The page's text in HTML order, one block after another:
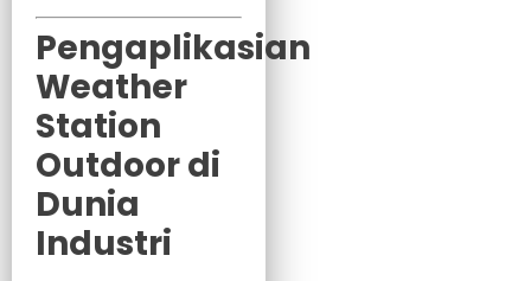
Pengaplikasian
Weather
Station
Outdoor di
Dunia
Industri